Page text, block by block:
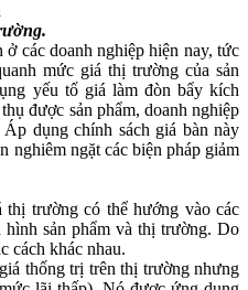
các doanh nghiệp hiện nay, tức
mức giá thị trường của sản
yếu tố giá làm đòn bẩy kích
được sản phẩm, doanh nghiệp
dụng chính sách giá bàn này
nghiêm ngặt các biện pháp giảm
thị trường có thể hướng vào các
sản phẩm và thị trường. Do
cách khác nhau.
thống trị trên thị trường nhưng